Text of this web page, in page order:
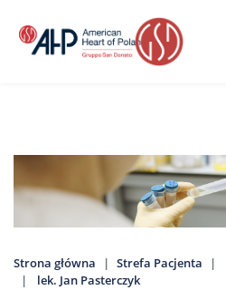
treści
Strefa
Pacjenta
O
nas
Strona główna Strefa Pacjenta
lek. Jan Pasterczyk